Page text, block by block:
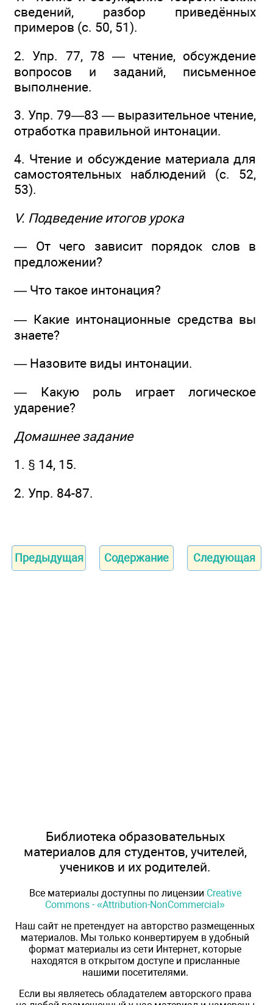
сведений, разбор приведённых
примеров (с. 50, 51).
2. Упр. 77, 78 — чтение, обсуждение
вопросов и заданий, письменное
выполнение.
3. Упр. 79—83 — выразительное чтение,
отработка правильной интонации.
4. Чтение и обсуждение материала для
самостоятельных наблюдений (с. 52,
53).
V. Подведение итогов урока
— От чего зависит порядок слов в
предложении?
— Что такое интонация?
— Какие интонационные средства вы
знаете?
— Назовите виды интонации.
— Какую роль играет логическое
ударение?
Домашнее задание
1. § 14, 15.
2. Упр. 84-87.
Предыдущая Содержание Следующая
Библиотека образовательных
материалов для студентов, учителей,
учеников и их родителей.
Все материалы доступны по лицензии Creative
Commons - «Attribution-NonCommercial»
Наш сайт не претендует на авторство размещенных
материалов. Мы только конвертируем в удобный
формат материалы из сети Интернет, которые
находятся в открытом доступе и присланные
нашими посетителями.
Если вы являетесь обладателем авторского права